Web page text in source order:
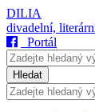
DILIA
divadelní,
Portál
Hledat